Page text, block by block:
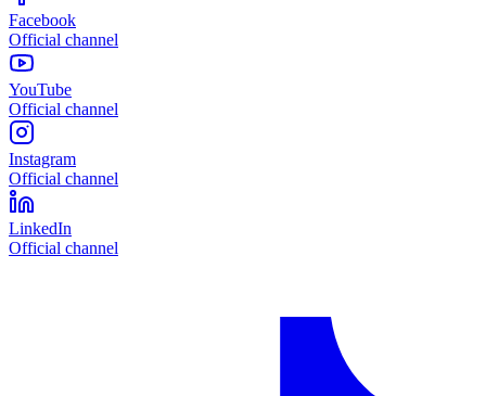
Facebook
Official channel
YouTube
Official channel
Instagram
Official channel
LinkedIn
Official channel